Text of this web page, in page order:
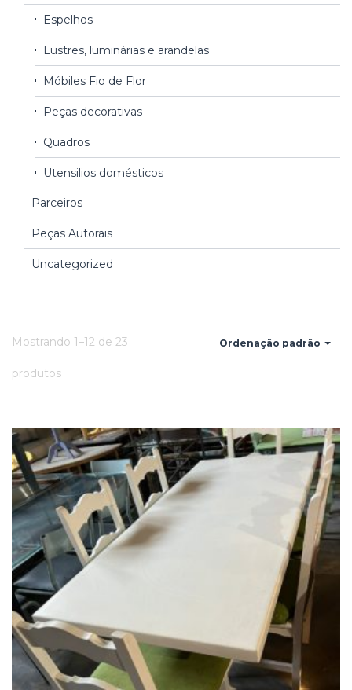
Espelhos
Lustres, luminárias e arandelas
Móbiles Fio de Flor
Peças decorativas
Quadros
Utensilios domésticos
Parceiros
Peças Autorais
Uncategorized
Mostrando 1–12 de 23
produtos
Ordenação padrão